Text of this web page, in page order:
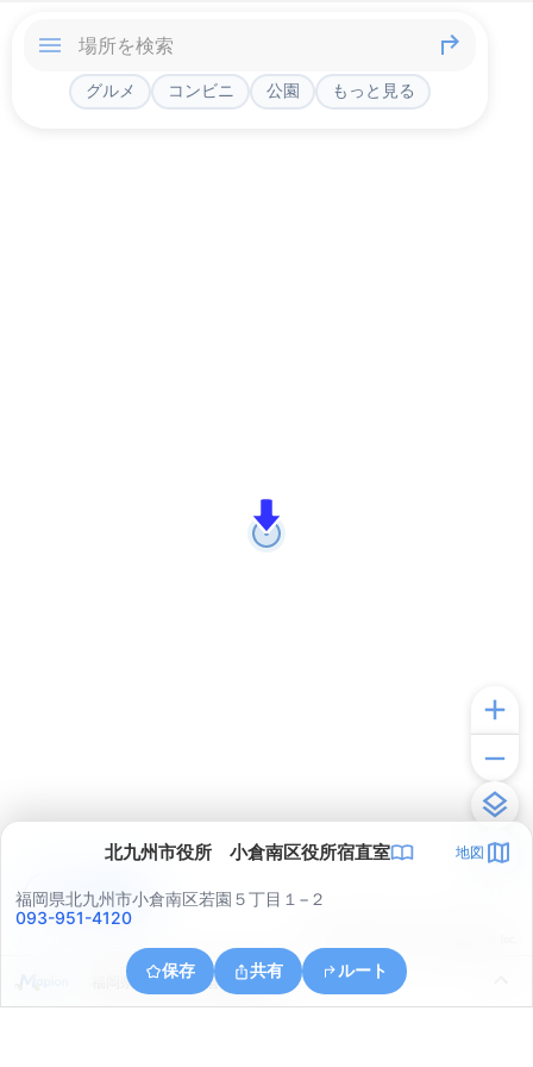
グルメ コンビニ 公園 もっと見る
北九州市役所 小倉南区役所宿直室 地図
福岡県北九州市小倉南区若園５丁目１−２
093-951-4120
保存 共有 ルート
福岡県北九州市小倉南区葛原
アプリで見る